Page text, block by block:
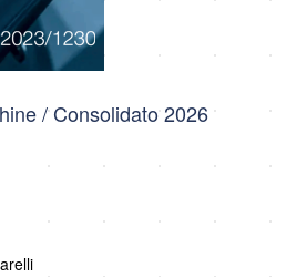
/ Consolidato 2026